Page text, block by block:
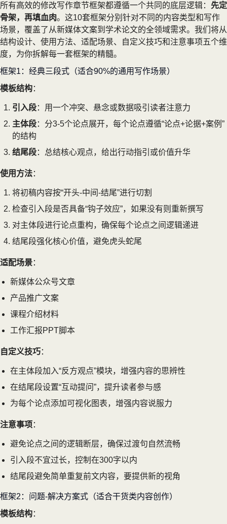
所有高效的修改写作章节框架都遵循一个共同的底层逻辑： 先定
骨架，再填血肉。这10套框架分别针对不同的内容类型和写作
场景，覆盖了从新媒体文案到学术论文的全领域需求。我们将从
结构设计、使用方法、适配场景、自定义技巧和注意事项五个维
度，为你拆解每一套框架的精髓。
框架1：经典三段式（适合90%的通用写作场景）
模板结构：
引入段：用一个冲突、悬念或数据吸引读者注意力
主体段：分3-5个论点展开，每个论点遵循“论点+论据+案例”
的结构
结尾段：总结核心观点，给出行动指引或价值升华
使用方法：
将初稿内容按“开头-中间-结尾”进行切割
检查引入段是否具备“钩子效应”，如果没有则重新撰写
对主体段进行论点重构，确保每个论点之间逻辑递进
结尾段强化核心价值，避免虎头蛇尾
适配场景：
新媒体公众号文章
产品推广文案
课程介绍材料
工作汇报PPT脚本
自定义技巧：
在主体段加入“反方观点”模块，增强内容的思辨性
在结尾段设置“互动提问”，提升读者参与感
为每个论点添加可视化图表，增强内容说服力
注意事项 ：
避免论点之间的逻辑断层，确保过渡句自然流畅
引入段不宜过长，控制在300字以内
结尾段避免简单重复前文内容，要提供新的视角
框架2：问题-解决方案式（适合干货类内容创作）
模板结构：